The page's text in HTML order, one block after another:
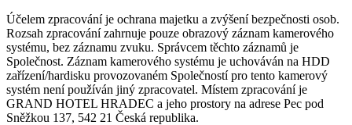
Účelem zpracování je ochrana majetku a zvýšení bezpečnosti osob.
Rozsah zpracování zahrnuje pouze obrazový záznam kamerového
systému, bez záznamu zvuku. Správcem těchto záznamů je
Společnost. Záznam kamerového systému je uchováván na HDD
zařízení/hardisku provozovaném Společností pro tento kamerový
systém není používán jiný zpracovatel. Místem zpracování je
GRAND HOTEL HRADEC a jeho prostory na adrese Pec pod
Sněžkou 137, 542 21 Česká republika.